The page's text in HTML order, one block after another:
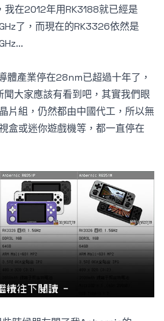
在2012年用RK3188就已經是
了，而現在的RK3326依然是
體產業停在28nm已超過十年了，
聞大家應該有看到吧，其實我們眼
片組，仍然都由中國代工，所以無
盒或迷你遊戲機等，都一直停在